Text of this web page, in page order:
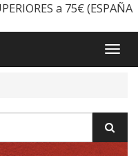
a 75€ (ESPAÑA